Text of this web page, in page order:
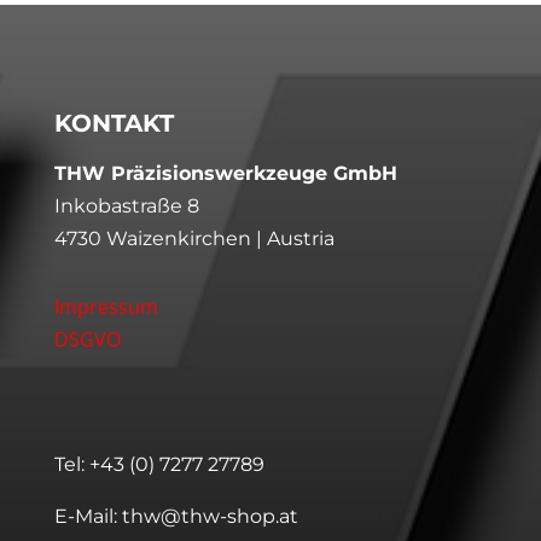
KONTAKT
THW Präzisionswerkzeuge GmbH
Inkobastraße 8
4730 Waizenkirchen | Austria
Impressum
DSGVO
Tel: +43 (0) 7277 27789
E-Mail: thw@thw-shop.at